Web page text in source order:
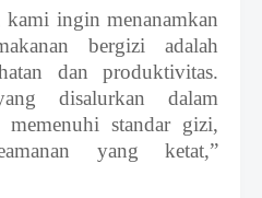
ingin menanamkan
bergizi adalah
dan produktivitas.
disalurkan dalam
standar gizi,
yang ketat,”